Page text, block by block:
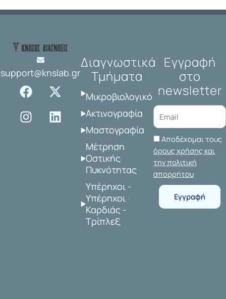
support@knslab.gr
F
a
c
e
X
-
t
w
I
n
s
t
L
i
n
k
Διαγνωστικά
Τμήματα
Μικροβιολογικό
Ακτινογραφία
Μαστογραφία
Μέτρηση
Οστικής
Πυκνότητας
Υπέρηχοι -
Υπέρηχοι
Καρδιάς -
Τρίπλεξ
Εγγραφή
στο
newsletter
Αποδέχομαι τους
όρους χρήσης και
την πολιτική
απορρήτου
Εγγραφή